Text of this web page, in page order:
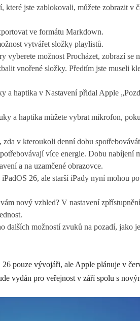
které jste zablokovali, můžete zobrazit v
ve formátu Markdown.
vytvářet složky playlistů.
možnost Procházet, zobrazí se
vnořené složky. Předtím jste museli
a haptika v Nastavení přidal Apple
a haptika můžete vybrat mikrofon,
v kteroukoli denní dobu
více energie. Dobu nabíjení
a na uzamčené obrazovce.
26, ale starší iPady nyní mohou
nový vzhled? V nastavení
dalších možností zvuků na pozadí, jako
pouze vývojáři, ale Apple plánuje v
vydán pro veřejnost v září spolu s